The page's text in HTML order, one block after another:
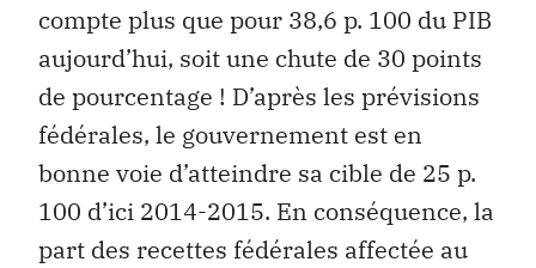
compte plus que pour 38,6 p. 100 du PIB
aujourd’hui, soit une chute de 30 points
de pourcentage ! D’après les prévisions
fédérales, le gouvernement est en
bonne voie d’atteindre sa cible de 25 p.
100 d’ici 2014-2015. En conséquence, la
part des recettes fédérales affectée au